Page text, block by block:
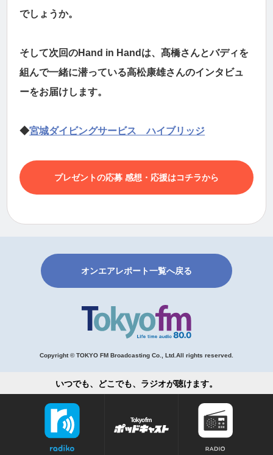
でしょうか。
そして次回のHand in Handは、髙橋さんとバディを
組んで一緒に潜っている高松康雄さんのインタビュ
ーをお届けします。
◆宮城ダイビングサービス ハイブリッジ
プレゼントの応募 感想・応援はコチラから
オンエアレポート一覧へ戻る
Copyright © TOKYO FM Broadcasting Co., Ltd.All rights reserved.
いつでも、どこでも、ラジオが聴けます。